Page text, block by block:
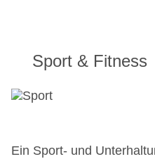
Sport & Fitness
Ein Sport- und